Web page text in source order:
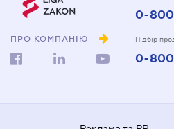
ПРО КОМПАНІЮ
0-
Підбір
0-